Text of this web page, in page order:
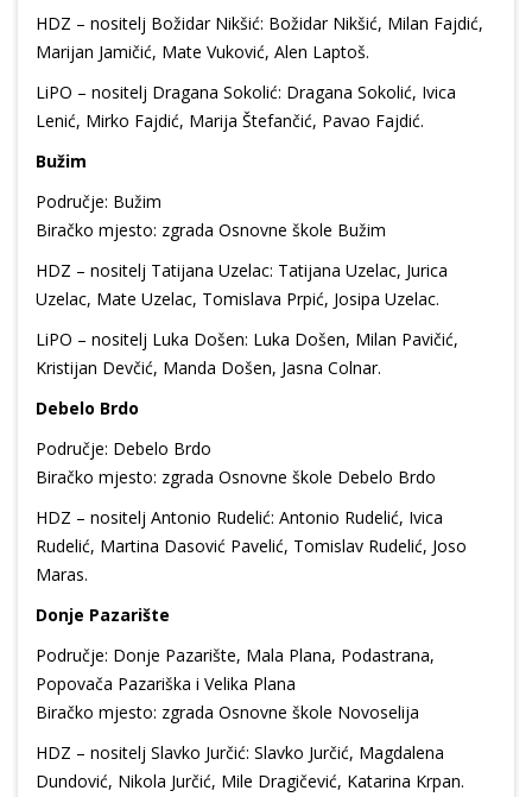
HDZ – nositelj Božidar Nikšić: Božidar Nikšić, Milan Fajdić,
Marijan Jamičić, Mate Vuković, Alen Laptoš.
LiPO – nositelj Dragana Sokolić: Dragana Sokolić, Ivica
Lenić, Mirko Fajdić, Marija Štefančić, Pavao Fajdić.
Bužim
Područje: Bužim
Biračko mjesto: zgrada Osnovne škole Bužim
HDZ – nositelj Tatijana Uzelac: Tatijana Uzelac, Jurica
Uzelac, Mate Uzelac, Tomislava Prpić, Josipa Uzelac.
LiPO – nositelj Luka Došen: Luka Došen, Milan Pavičić,
Kristijan Devčić, Manda Došen, Jasna Colnar.
Debelo Brdo
Područje: Debelo Brdo
Biračko mjesto: zgrada Osnovne škole Debelo Brdo
HDZ – nositelj Antonio Rudelić: Antonio Rudelić, Ivica
Rudelić, Martina Dasović Pavelić, Tomislav Rudelić, Joso
Maras.
Donje Pazarište
Područje: Donje Pazarište, Mala Plana, Podastrana,
Popovača Pazariška i Velika Plana
Biračko mjesto: zgrada Osnovne škole Novoselija
HDZ – nositelj Slavko Jurčić: Slavko Jurčić, Magdalena
Dundović, Nikola Jurčić, Mile Dragičević, Katarina Krpan.